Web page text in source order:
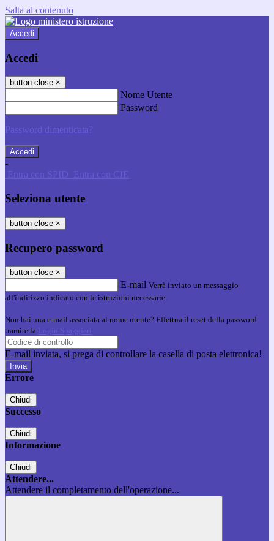
Salta al contenuto
Accedi
Accedi
button close ×
Nome Utente
Password
Password dimenticata?
-
Entra con SPID Entra con CIE
Seleziona utente
button close ×
Recupero password
button close ×
E-mail Verrà inviato un messaggio
all'indirizzo indicato con le istruzioni necessarie.
Non hai una e-mail associata al nome utente? Effettua il reset della password
tramite la Login Spaggiari
E-mail inviata, si prega di controllare la casella di posta elettronica!
Errore
Chiudi
Successo
Chiudi
Informazione
Chiudi
Attendere...
Attendere il completamento dell'operazione...